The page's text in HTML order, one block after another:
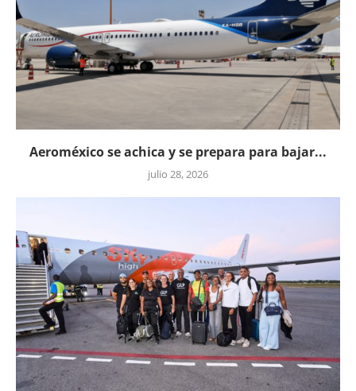
Aeroméxico se achica y se prepara para bajar...
julio 28, 2026